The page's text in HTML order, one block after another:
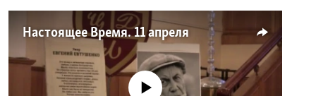
Настоящее Время. 11 апреля
No media source currently available